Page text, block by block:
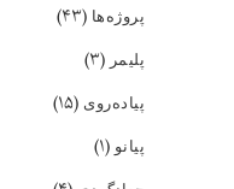
پروژه‌ها (۴۳)
پلیمر (۳)
پیاده‌روی (۱۵)
پیانو(۱)